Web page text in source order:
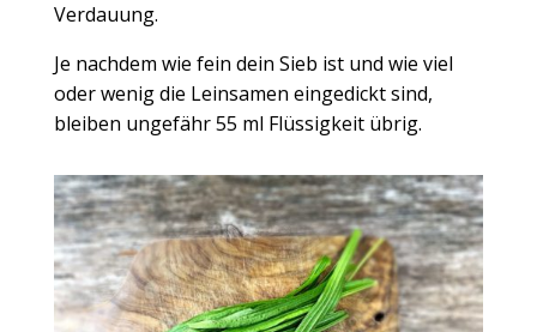
Verdauung.
Je nachdem wie fein dein Sieb ist und wie viel
oder wenig die Leinsamen eingedickt sind,
bleiben ungefähr 55 ml Flüssigkeit übrig.